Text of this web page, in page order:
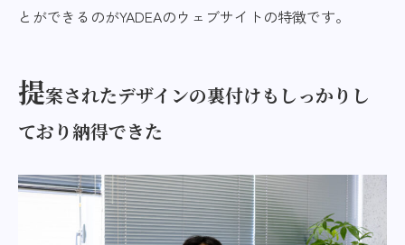
とができるのがYADEAのウェブサイトの特徴です。
提案されたデザインの裏付けもしっかりし
ており納得できた